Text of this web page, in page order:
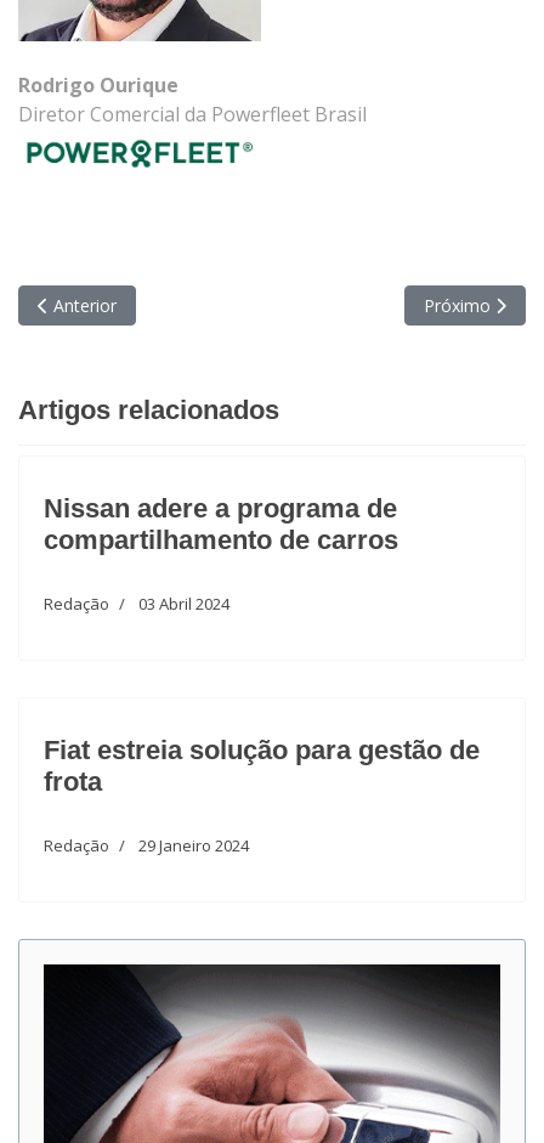
Rodrigo Ourique
Diretor Comercial da Powerfleet Brasil
Artigo anterior: Do dado à decisão estratégica: Como a IA
Anterior Próximo
Próximo
Artigos relacionados
Nissan adere a programa de
compartilhamento de carros
Redação 03 Abril 2024
Fiat estreia solução para gestão de
frota
Redação 29 Janeiro 2024